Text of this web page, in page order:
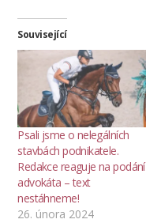
Související
Psali jsme o nelegálních
stavbách podnikatele.
Redakce reaguje na podání
advokáta – text
nestáhneme!
26. února 2024